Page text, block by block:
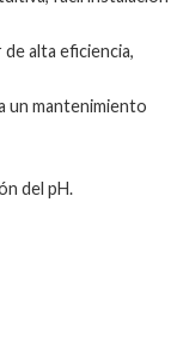
alta eficiencia,
un mantenimiento
del pH.